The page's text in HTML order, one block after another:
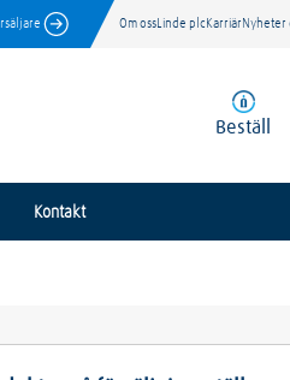
Om oss Linde plcKarriärNyheter
Beställ
Kontakt